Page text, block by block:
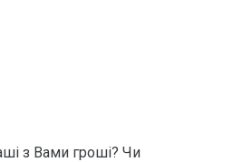
з Вами гроші? Чи